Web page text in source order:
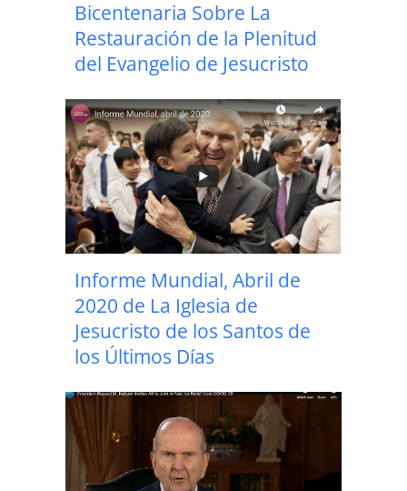
Bicentenaria Sobre La
Restauración de la Plenitud
del Evangelio de Jesucristo
Informe Mundial, Abril de
2020 de La Iglesia de
Jesucristo de los Santos de
los Últimos Días